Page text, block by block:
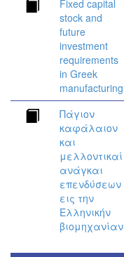
Fixed capital
stock and
future
investment
requirements
in Greek
manufacturing
Πάγιον
καφάλαιον
και
μελλοντικαί
ανάγκαι
επενδύσεων
εις την
Ελληνικήν
βιομηχανίαν